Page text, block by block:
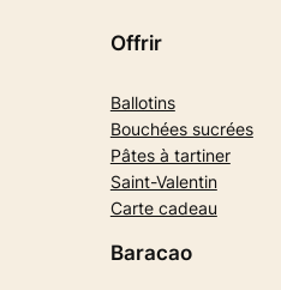
Offrir
Ballotins
Bouchées sucrées
Pâtes à tartiner
Saint-Valentin
Carte cadeau
Baracao